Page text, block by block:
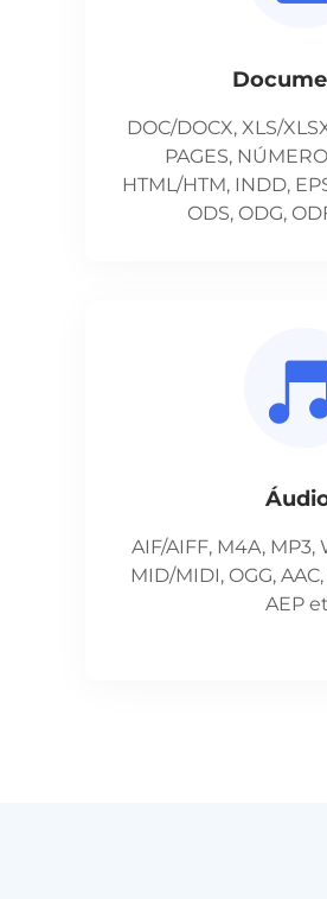
DOC/DOCX, XLS/
PAGES,
HTML/HTM, INDD,
ODS, ODG,
AIF/AIFF, M4A, MP3,
MID/MIDI, OGG,
AEP